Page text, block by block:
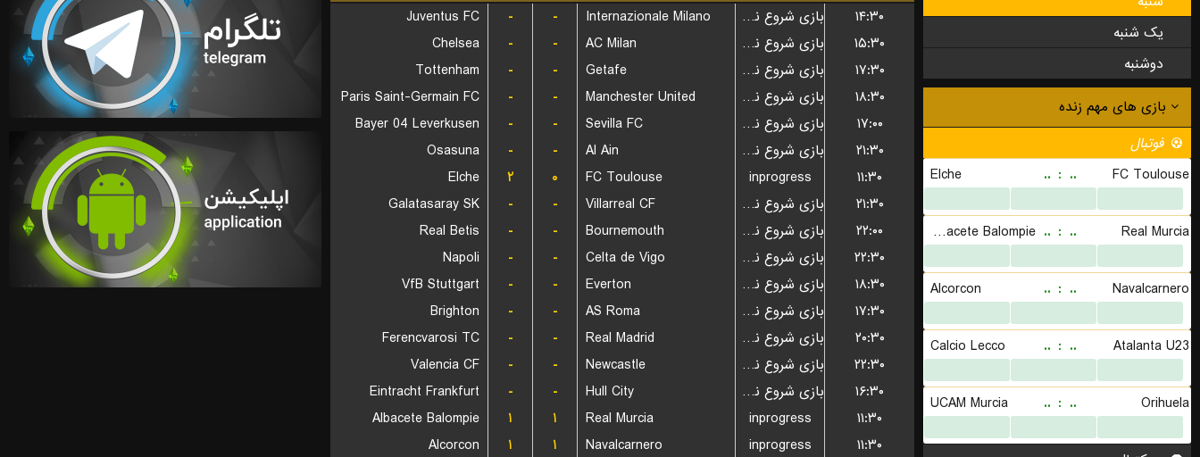
یک شنبه
دوشنبه
Juventus FC - - Internazionale Milano بازی شروع نشده است
۱۴:۳۰
Chelsea
- - AC Milan بازی شروع نشده است
۱۵:۳۰
Tottenham
- - Getafe بازی شروع نشده است
۱۷:۳۰
Paris Saint-Germain FC
- - Manchester United بازی شروع نشده است
۱۸:۳۰
Bayer 04 Leverkusen
- - Sevilla FC بازی شروع نشده است
۱۷:۰۰
Osasuna
- - Al Ain بازی شروع نشده است
۲۱:۳۰
Elche
۲ ۰ FC Toulouse inprogress
۱۱:۳۰
Galatasaray SK
- - Villarreal CF بازی شروع نشده است
۲۱:۳۰
Real Betis
- - Bournemouth بازی شروع نشده است
۲۲:۰۰
Napoli
- - Celta de Vigo بازی شروع نشده است
۲۲:۳۰
VfB Stuttgart
- - Everton بازی شروع نشده است
۱۸:۳۰
Brighton
- - AS Roma بازی شروع نشده است
۱۷:۳۰
Ferencvarosi TC
- - Real Madrid بازی شروع نشده است
۲۰:۳۰
Valencia CF
- - Newcastle بازی شروع نشده است
۲۲:۳۰
Eintracht Frankfurt
- - Hull City بازی شروع نشده است
۱۶:۳۰
Albacete Balompie
۱ ۱ Real Murcia inprogress
۱۱:۳۰
Alcorcon
۱ ۱ Navalcarnero inprogress
۱۱:۳۰